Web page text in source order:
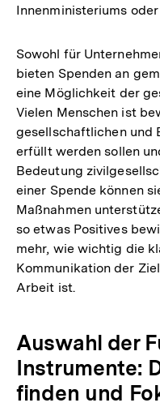
Innenministeriums
Sowohl für
bieten Spenden an
eine Möglichkeit der
Vielen Menschen ist
gesellschaftlichen und
erfüllt werden sollen
Bedeutung
einer Spende können
Maßnahmen
so etwas Positives
mehr, wie wichtig die
Kommunikation der
Arbeit ist.
Auswahl der
Instrumente:
finden und